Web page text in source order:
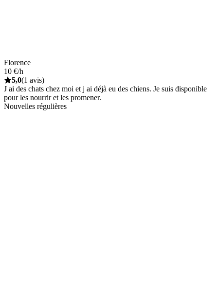
Florence
10 €/h
5,0(1 avis)
J ai des chats chez moi et j ai déjà eu des chiens. Je suis disponible
pour les nourrir et les promener.
Nouvelles régulières